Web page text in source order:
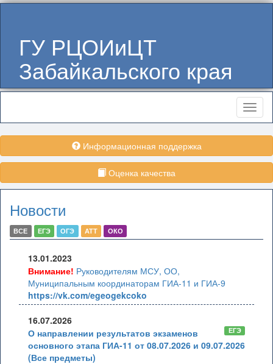
ГУ РЦОИиЦТ
Забайкальского края
Меню
Информационная поддержка
Оценка качества
Новости
ВСЕ ЕГЭ ОГЭ АТТ ОКО
13.01.2023
Внимание! Руководителям МСУ, ОО,
Муниципальным координаторам ГИА-11 и ГИА-9
https://vk.com/egeogekcoko
16.07.2026
ЕГЭ
О направлении результатов экзаменов
основного этапа ГИА-11 от 08.07.2026 и 09.07.2026
(Все предметы)